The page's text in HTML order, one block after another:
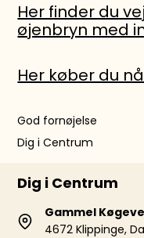
Her finder du
øjenbryn med
Her køber du
God fornøjelse
Dig i Centrum
Dig i Centrum
Gammel
4672 Klippinge,